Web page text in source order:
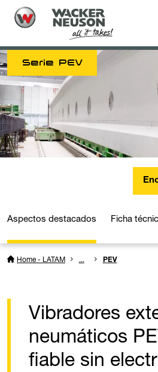
Serie PEV
Aspectos destacados Ficha
Home - LATAM ... PEV
Vibradores
neumáticos
fiable sin